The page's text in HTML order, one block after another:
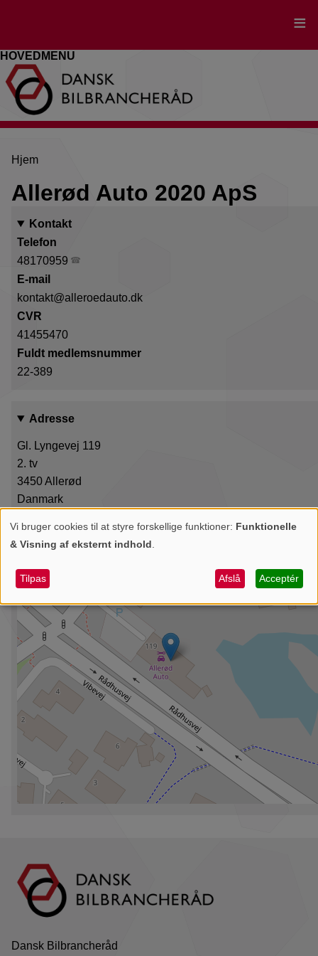
HOVEDMENU
Brødkrumme
Hjem
Allerød Auto 2020 ApS
Kontakt
Telefon
48170959
E-mail
kontakt@alleroedauto.dk
CVR
41455470
Fuldt medlemsnummer
22-389
Adresse
Gl. Lyngevej 119
2. tv
3450Allerød
Danmark
Dansk Bilbrancheråd
Personlige
og
cookies
Vi bruger cookies til at styre forskellige funktioner: Funktionelle
& Visning af eksternt indhold
Tilpas Afslå Acceptér